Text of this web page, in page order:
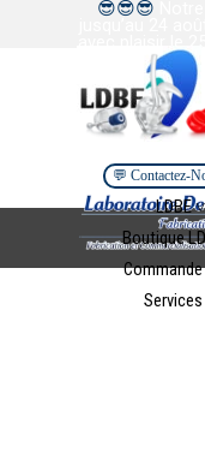
Aller au contenu
😎😎😎
confiance et
💬 Contactez-
LDBE ˅
Boutique
Commande